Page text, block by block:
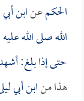
الحكمعنابن
الله صلى الله
حتى إذا بلغ:
هذا منابن أبي